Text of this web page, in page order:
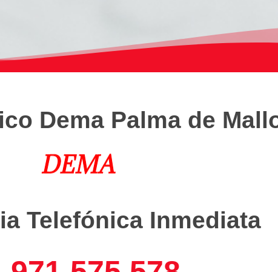
Dema Palma de
Telefónica Inmediata